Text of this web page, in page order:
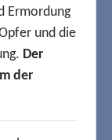
Ermordung
und die
Der
der